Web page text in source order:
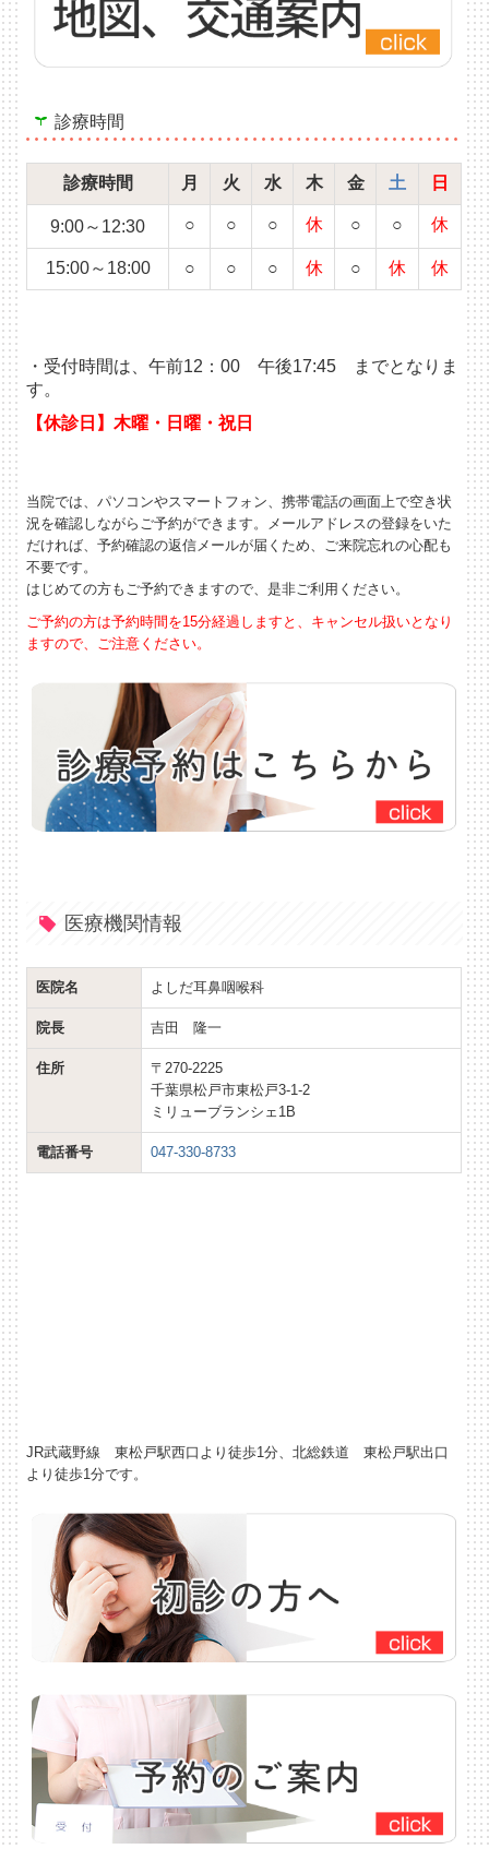
診療時間
診療時間 月 火 水 木 金 土 日
9:00～12:30 ○ ○ ○ 休 ○ ○ 休
15:00～18:00 ○ ○ ○ 休 ○ 休 休
・受付時間は、午前12 ：00 午後17:45 までとなりま
す。
【休診日】木曜・日曜・祝日
当院では、パソコンやスマートフォン、携帯電話の画面上で空き状
況を確認しながらご予約ができます。メールアドレスの登録をいた
だければ、予約確認の返信メールが届くため、ご来院忘れの心配も
不要です。
はじめての方もご予約できますので、是非ご利用ください。
ご予約の方は予約時間を15分経過しますと、キャンセル扱いとなり
ますので、ご注意ください。
医療機関情報
医院名 よしだ耳鼻咽喉科
院長 吉田 隆一
住所
〒270-2225
千葉県松戸市東松戸3-1-2
ミリューブランシェ1B
電話番号 047-330-8733
JR武蔵野線 東松戸駅西口より徒歩1分、北総鉄道 東松戸駅出口
より徒歩1分です。